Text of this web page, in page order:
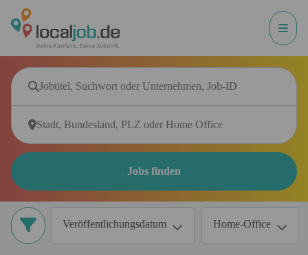
Jobs finden
Veröffentlichungsdatum Home-Office